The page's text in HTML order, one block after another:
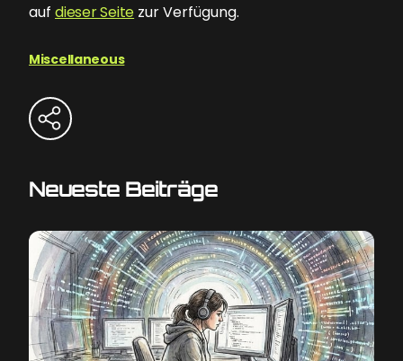
auf dieser Seite zur Verfügung.
Miscellaneous
Neueste Beiträge